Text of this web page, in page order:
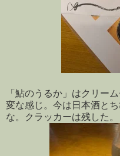
「鮎のうるか」はクリー
変な感じ。今は日本酒と
な。クラッカーは残した。